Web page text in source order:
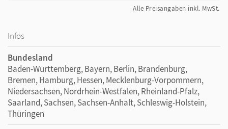
Alle Preisangaben inkl. MwSt.
Infos
Bundesland
Baden-Württemberg, Bayern, Berlin, Brandenburg,
Bremen, Hamburg, Hessen, Mecklenburg-Vorpommern,
Niedersachsen, Nordrhein-Westfalen, Rheinland-Pfalz,
Saarland, Sachsen, Sachsen-Anhalt, Schleswig-Holstein,
Thüringen